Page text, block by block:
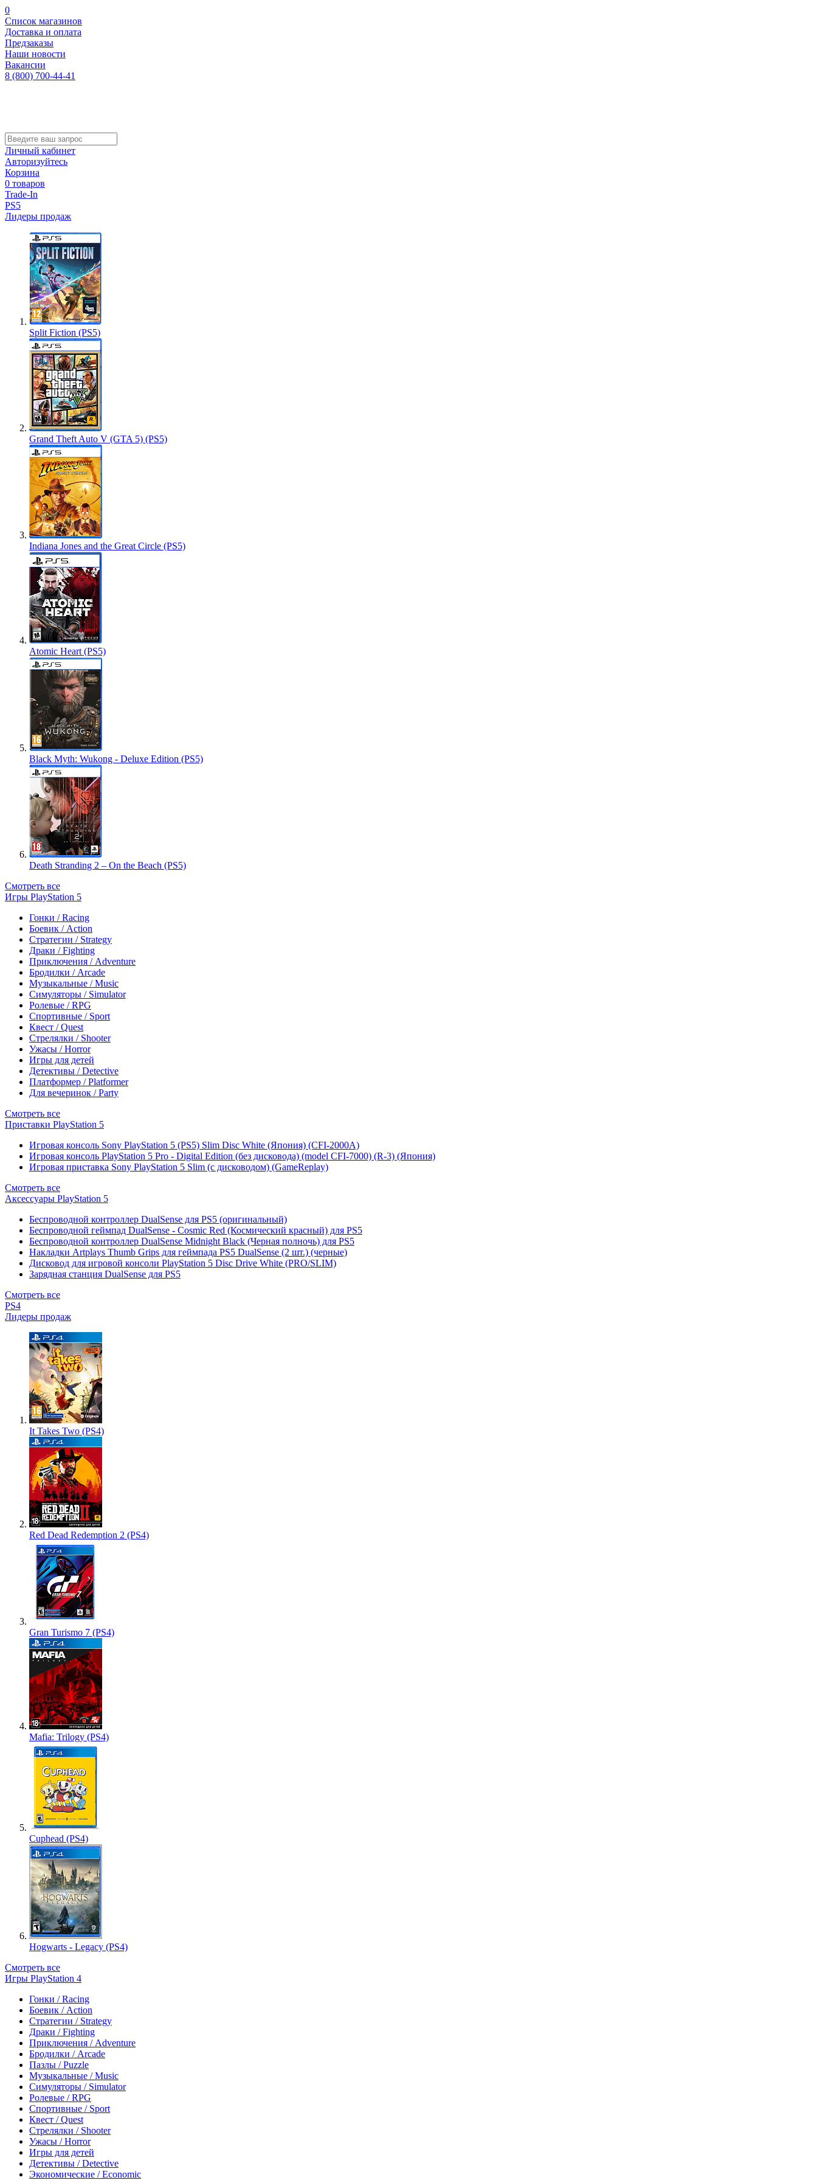
0
Список магазинов
Доставка и оплата
Предзаказы
Наши новости
Вакансии
8 (800) 700-44-41
Личный кабинет
Авторизуйтесь
Корзина
0 товаров
Trade-In
PS5
Лидеры продаж
Split Fiction (PS5)
Grand Theft Auto V (GTA 5) (PS5)
Indiana Jones and the Great Circle (PS5)
Atomic Heart (PS5)
Black Myth: Wukong - Deluxe Edition (PS5)
Death Stranding 2 – On the Beach (PS5)
Смотреть все
Игры PlayStation 5
Гонки / Racing
Боевик / Action
Стратегии / Strategy
Драки / Fighting
Приключения / Adventure
Бродилки / Arcade
Музыкальные / Music
Симуляторы / Simulator
Ролевые / RPG
Спортивные / Sport
Квест / Quest
Стрелялки / Shooter
Ужасы / Horror
Игры для детей
Детективы / Detective
Платформер / Platformer
Для вечеринок / Party
Смотреть все
Приставки PlayStation 5
Игровая консоль Sony PlayStation 5 (PS5) Slim Disc White (Япония) (CFI-2000A)
Игровая консоль PlayStation 5 Pro - Digital Edition (без дисковода) (model CFI-7000) (R-3) (Япония)
Игровая приставка Sony PlayStation 5 Slim (с дисководом) (GameReplay)
Смотреть все
Аксессуары PlayStation 5
Беспроводной контроллер DualSense для PS5 (оригинальный)
Беспроводной геймпад DualSense - Cosmic Red (Космический красный) для PS5
Беспроводной контроллер DualSense Midnight Black (Черная полночь) для PS5
Накладки Artplays Thumb Grips для геймпада PS5 DualSense (2 шт.) (черные)
Дисковод для игровой консоли PlayStation 5 Disc Drive White (PRO/SLIM)
Зарядная станция DualSense для PS5
Смотреть все
PS4
Лидеры продаж
It Takes Two (PS4)
Red Dead Redemption 2 (PS4)
Gran Turismo 7 (PS4)
Mafia: Trilogy (PS4)
Cuphead (PS4)
Hogwarts - Legacy (PS4)
Смотреть все
Игры PlayStation 4
Гонки / Racing
Боевик / Action
Стратегии / Strategy
Драки / Fighting
Приключения / Adventure
Бродилки / Arcade
Пазлы / Puzzle
Музыкальные / Music
Симуляторы / Simulator
Ролевые / RPG
Спортивные / Sport
Квест / Quest
Стрелялки / Shooter
Ужасы / Horror
Игры для детей
Детективы / Detective
Экономические / Economic